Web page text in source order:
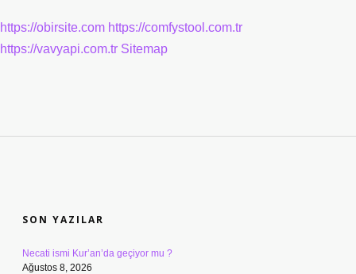
https://obirsite.com https://comfystool.com.tr
https://vavyapi.com.tr Sitemap
SON YAZILAR
Necati ismi Kur’an’da geçiyor mu ?
Ağustos 8, 2026